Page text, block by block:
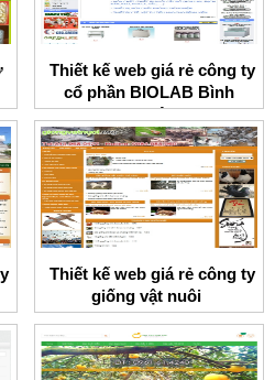
Thiết kế web giá rẻ công ty
cổ phần BIOLAB Bình
Nguyên
Thiết kế web giá rẻ công ty
giống vật nuôi